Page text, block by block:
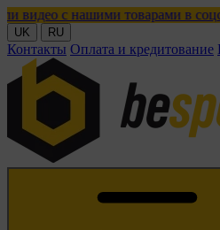
товарами в соцсетях и
UK RU
Контакты Оплата и кредитование